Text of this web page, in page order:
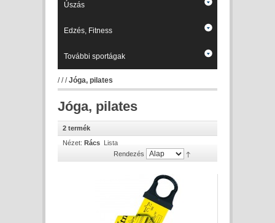
Úszás
Edzés, Fitness
További sportágak
///Jóga, pilates
Jóga, pilates
2 termék
Nézet: Rács Lista
Rendezés